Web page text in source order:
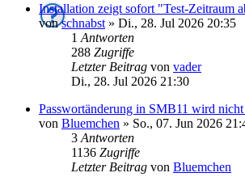
Installation zeigt sofort "Test-Zeitraum
vonschnabst » Di., 28. Jul 2026 20:35
1 Antworten
288 Zugriffe
Letzter Beitrag von vader
Di., 28. Jul 2026 21:30
Passwortänderung in SMB11 wird
von Bluemchen » So., 07. Jun 2026
3 Antworten
1136 Zugriffe
Letzter Beitrag von Bluemchen